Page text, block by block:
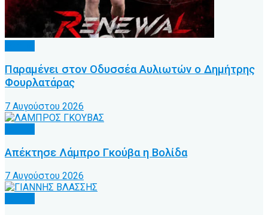
Παραμένει στον Οδυσσέα Αυλιωτών ο Δημήτρης
Φουρλατάρας
7 Αυγούστου 2026
Απέκτησε Λάμπρο Γκούβα η Βολίδα
7 Αυγούστου 2026